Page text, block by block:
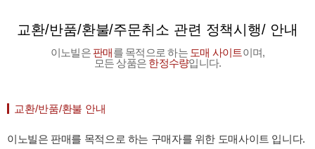
교환/반품/환불/주문취소 관련 정책시행/ 안내
이노빌은 판매를 목적으로 하는 도매 사이트이며,
모든 상품은 한정수량입니다.
교환/반품/환불 안내
이노빌은 판매를 목적으로 하는 구매자를 위한 도매사이트 입니다.